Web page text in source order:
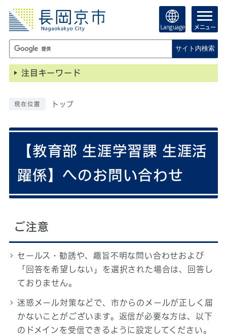
Language メニュー
サイト内検索
注目キーワード
現在位置 トップ
【教育部 生涯学習課 生涯活
躍係】へのお問い合わせ
ご注意
セールス・勧誘や、趣旨不明な問い合わせおよび
「回答を希望しない」を選択された場合は、回答し
ておりません。
迷惑メール対策などで、市からのメールが正しく届
かないことがございます。返信が必要な方は、以下
のドメインを受信できるように設定してください。